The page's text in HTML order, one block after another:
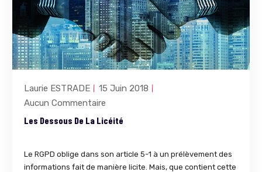
Laurie ESTRADE
15 Juin 2018
Aucun Commentaire
Les Dessous De La Licéité
Le RGPD oblige dans son article 5-1 à un prélèvement des
informations fait de manière licite. Mais, que contient cette